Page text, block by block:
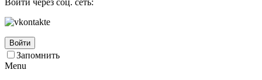
Войти через соц. сеть:
Войти
Запомнить
Menu